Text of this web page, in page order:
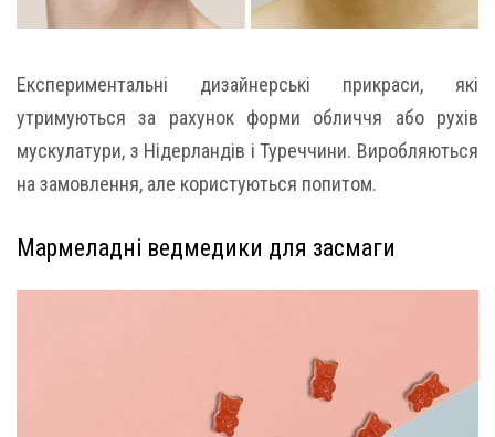
Експериментальні дизайнерські прикраси, які
утримуються за рахунок форми обличчя або рухів
мускулатури, з Нідерландів і Туреччини. Виробляються
на замовлення, але користуються попитом.
Мармеладні ведмедики для засмаги